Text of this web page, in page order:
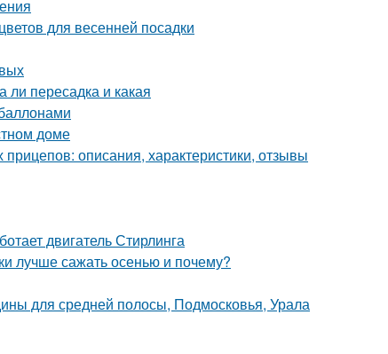
для весенней посадки
пересадка и какая
доме
описания, характеристики, отзывы
двигатель Стирлинга
лучше сажать осенью и почему?
для средней полосы, Подмосковья, Урала